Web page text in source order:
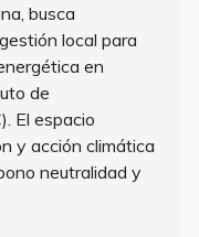
busca
local para
en
de
El espacio
y acción climática
neutralidad y